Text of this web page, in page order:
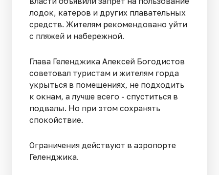
лодок, катеров и других плавательных
средств. Жителям рекомендовано уйти
с пляжей и набережной.
Глава Геленджика Алексей Богодистов
советовал туристам и жителям горда
укрыться в помещениях, не подходить
к окнам, а лучше всего - спуститься в
подвалы. Но при этом сохранять
спокойствие.
Ограничения действуют в аэропорте
Геленджика.